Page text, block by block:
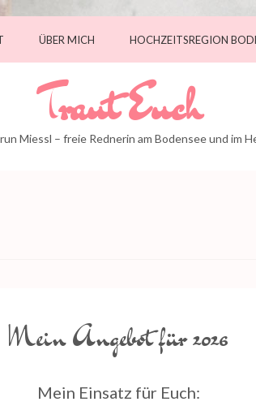
ÜBER MICH HOCHZEITSREGION
Traut Euch
Miessl – freie Rednerin am Bodensee und im
Mein Angebot für 2026
Mein Einsatz für Euch: